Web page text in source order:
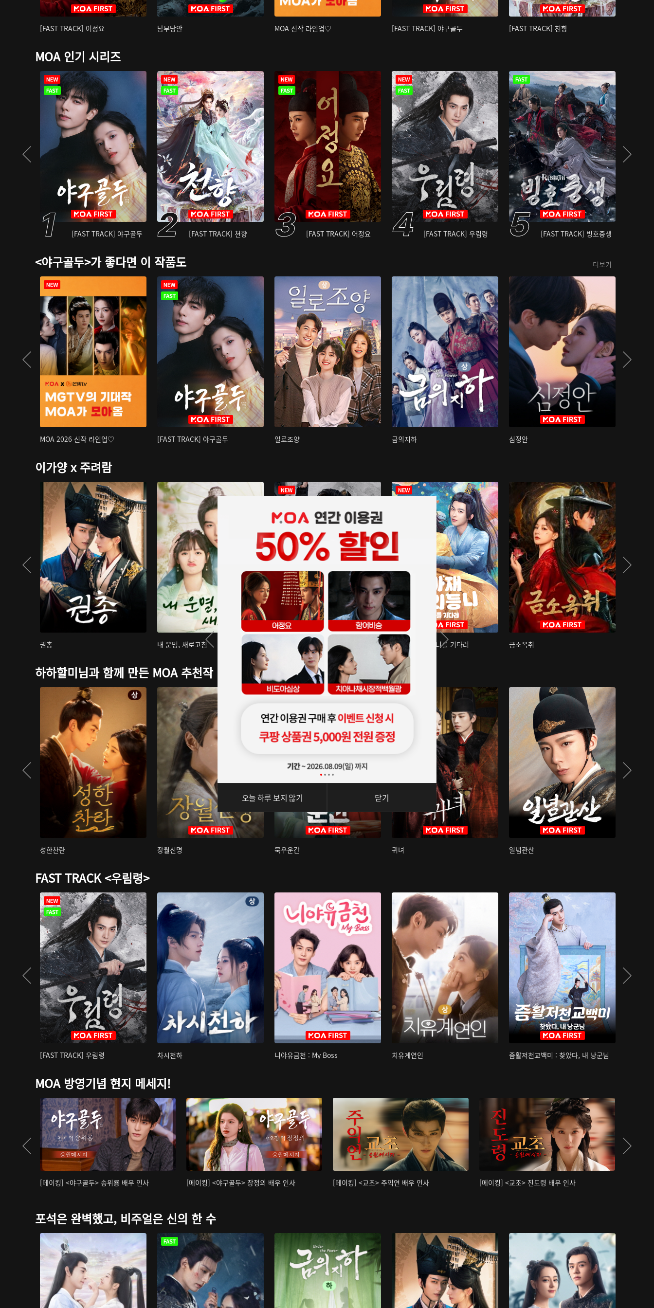
[FAST TRACK] 어정요 남부당안 MOA 신작 라인업♡ [FAST TRACK] 야구골두 [FAST TRACK] 천향
MOA 인기 시리즈
[FAST TRACK] 야구골두 [FAST TRACK] 천향 [FAST TRACK] 어정요 [FAST TRACK] 우림령 [FAST TRACK] 빙호중생
<야구골두>가 좋다면 이 작품도 더보기
MOA 2026 신작 라인업♡ [FAST TRACK] 야구골두 일로조양 금의지하 심정안
이가양 x 주려람
권총 내 운명, 새로고침 아재저리등니 : 너를 기다려 금소옥취
하하할미님과 함께 만든 MOA 추천작
성한찬란 장월신명 묵우운간 귀녀 일념관산
FAST TRACK <우림령>
[FAST TRACK] 우림령 차시천하 니야유금천 : My Boss 치유계연인 즘활저천교백미 : 찾았다, 내 낭군님
MOA 방영기념 현지 메세지!
[메이킹] <야구골두> 송위룡 배우 인사 [메이킹] <야구골두> 장정의 배우 인사 [메이킹] <교초> 주익연 배우 인사 [메이킹] <교초> 진도령 배우 인사
포석은 완벽했고, 비주얼은 신의 한 수
오늘 하루 보지 않기 닫기